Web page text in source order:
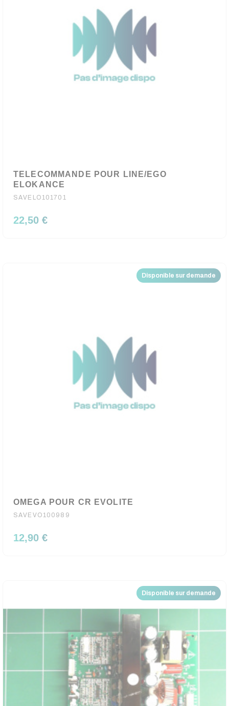
TELECOMMANDE POUR LINE/EGO
ELOKANCE
SAVELO101701
22,50 €
Disponible sur demande
OMEGA POUR CR EVOLITE
SAVEVO100989
12,90 €
Disponible sur demande